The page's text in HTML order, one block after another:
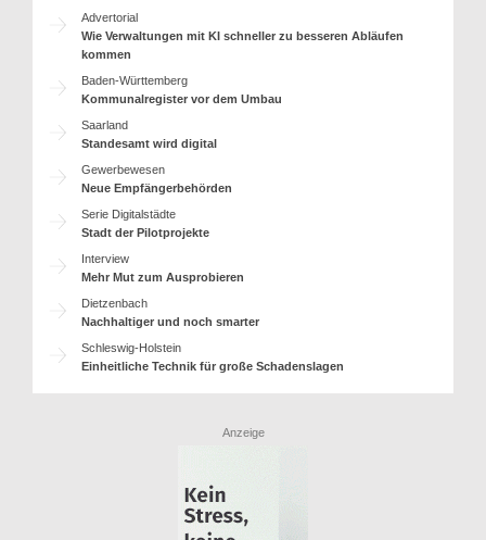
Advertorial
Wie Verwaltungen mit KI schneller zu besseren Abläufen
kommen
Baden-Württemberg
Kommunalregister vor dem Umbau
Saarland
Standesamt wird digital
Gewerbewesen
Neue Empfängerbehörden
Serie Digitalstädte
Stadt der Pilotprojekte
Interview
Mehr Mut zum Ausprobieren
Dietzenbach
Nachhaltiger und noch smarter
Schleswig-Holstein
Einheitliche Technik für große Schadenslagen
Anzeige